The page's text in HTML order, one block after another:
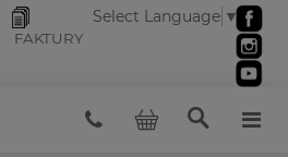
FAKTURY
Select Language ▼